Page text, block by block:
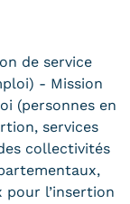
de service
- Mission
(personnes en
services
collectivités
l’insertion